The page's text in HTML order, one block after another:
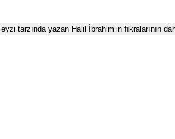
tarzında yazan Halil İbrahim’in fıkralarının